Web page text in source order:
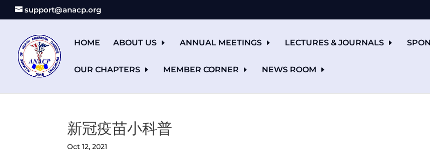
support@anacp.org
HOME ABOUT US ANNUAL MEETINGS LECTURES & JOURNALS
OUR CHAPTERS MEMBER CORNER NEWS ROOM
新冠疫苗小科普
Oct 12, 2021